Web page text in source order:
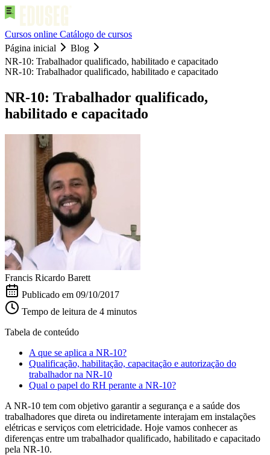
Cursos online Catálogo de cursos
Página inicial
Blog
NR-10: Trabalhador qualificado, habilitado e capacitado
NR-10: Trabalhador qualificado, habilitado e capacitado
NR-10: Trabalhador qualificado,
habilitado e capacitado
Francis Ricardo Barett
Publicado em 09/10/2017
Tempo de leitura de 4 minutos
Tabela de conteúdo
A que se aplica a NR-10?
Qualificação, habilitação, capacitação e autorização do
trabalhador na NR-10
Qual o papel do RH perante a NR-10?
A NR-10 tem com objetivo garantir a segurança e a saúde dos
trabalhadores que direta ou indiretamente interajam em instalações
elétricas e serviços com eletricidade. Hoje vamos conhecer as
diferenças entre um trabalhador qualificado, habilitado e capacitado
pela NR-10.